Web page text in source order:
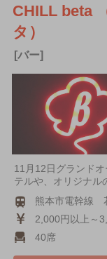
CHILL beta
タ）
[バー]
11月12日グランド
テルや、オリジナル
熊本市電幹線
2,000円以上～
40席